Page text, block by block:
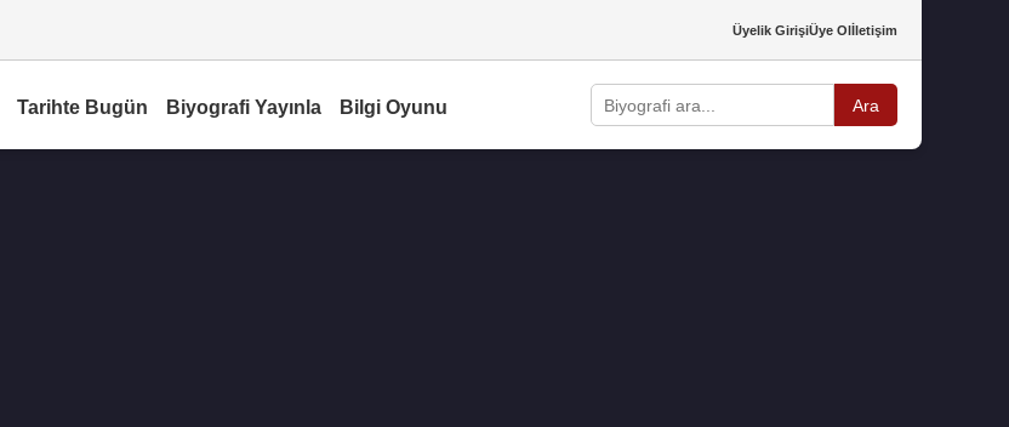
Üyelik GirişiÜye Olİletişim
Tarihte Bugün Biyografi Yayınla Bilgi Oyunu Ara